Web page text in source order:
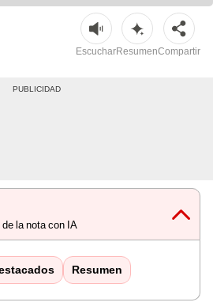
EscucharResumenCompartir
la nota con IA
Resumen